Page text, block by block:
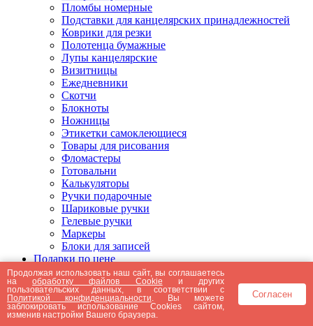
Пломбы номерные
Подставки для канцелярских принадлежностей
Коврики для резки
Полотенца бумажные
Лупы канцелярские
Визитницы
Ежедневники
Скотчи
Блокноты
Ножницы
Этикетки самоклеющиеся
Товары для рисования
Фломастеры
Готовальни
Калькуляторы
Ручки подарочные
Шариковые ручки
Гелевые ручки
Маркеры
Блоки для записей
Подарки по цене
Подарки от 5000 рублей
Подарки до 5000 рублей
Подарки до 3000 рублей
Подарки до 2000 рублей
Подарки до 1000 рублей
Продолжая использовать наш сайт, вы соглашаетесь
наобработку файлов Cookie и других
пользовательских данных, в соответствии с
Политикой конфиденциальности . Вы можете
заблокировать использование Cookies сайтом,
изменив настройки Вашего браузера.
Согласен